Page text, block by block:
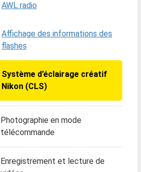
AWL radio
Affichage des informations des
flashes
Système d’éclairage créatif
Nikon (CLS)
Photographie en mode
télécommande
Enregistrement et lecture de